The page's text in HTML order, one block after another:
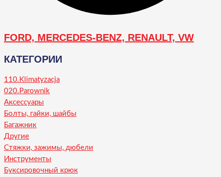
FORD, MERCEDES-BENZ, RENAULT, VW
КАТЕГОРИИ
110.Klimatyzacja
020.Parownik
Аксессуары
Болты, гайки, шайбы
Багажник
Другие
Стяжки, зажимы, дюбели
Инструменты
Буксировочный крюк